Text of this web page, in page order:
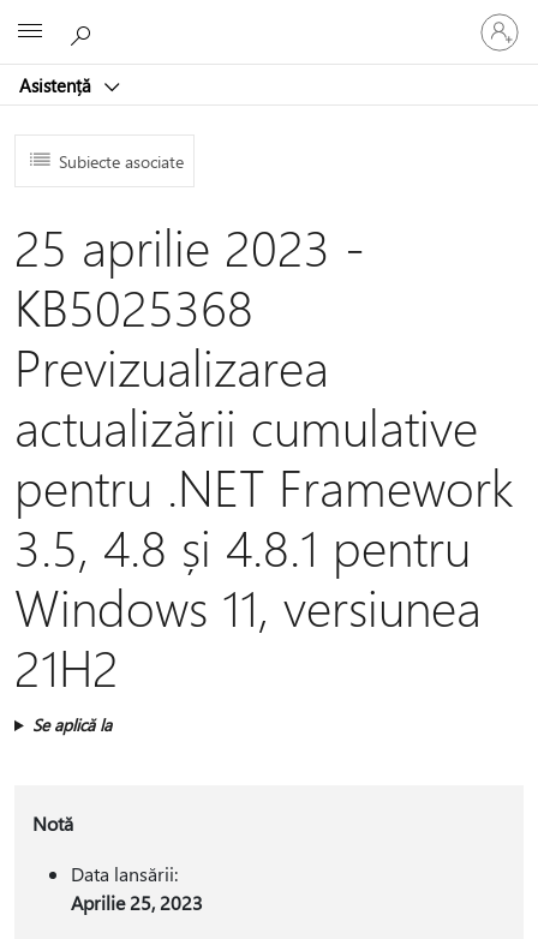
Asistență
vă
la
dvs.
Subiecte asociate
25 aprilie 2023 -
KB5025368
Previzualizarea
actualizării cumulative
pentru .NET Framework
3.5, 4.8 și 4.8.1 pentru
Windows 11, versiunea
21H2
Se aplică la
Notă
Data lansării:
Aprilie 25, 2023